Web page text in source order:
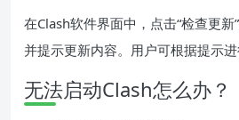
在Clash软件界面中，点击“检查更
并提示更新内容。用户可根据提示进
无法启动Clash怎么办？